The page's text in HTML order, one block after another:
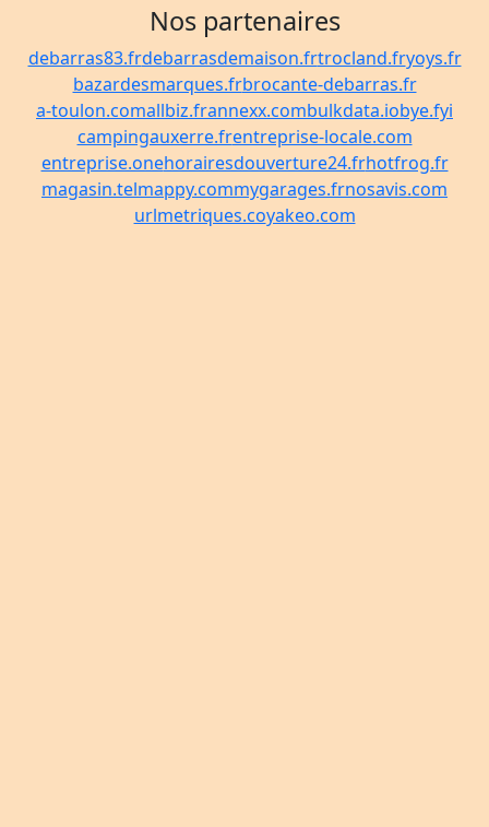
Nos partenaires
debarras83.frdebarrasdemaison.frtrocland.fryoys.fr
bazardesmarques.frbrocante-debarras.fr
a-toulon.comallbiz.frannexx.combulkdata.iobye.fyi
campingauxerre.frentreprise-locale.com
entreprise.onehorairesdouverture24.frhotfrog.fr
magasin.telmappy.commygarages.frnosavis.com
urlmetriques.coyakeo.com